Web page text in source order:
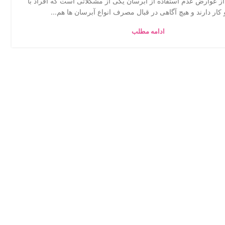
دارند و هیچ آگاهی در قبال مصرف انواع آبرسان ها هم...
ادامه مطلب